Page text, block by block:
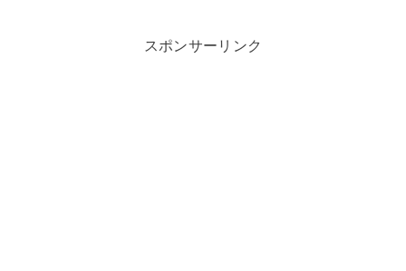
スポンサーリンク